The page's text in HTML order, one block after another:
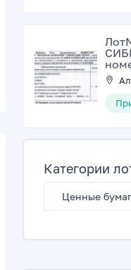
Категории
Ценные